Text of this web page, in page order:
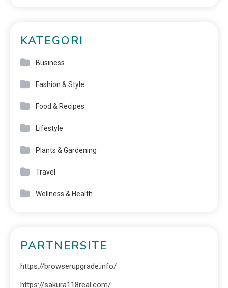
KATEGORI
Business
Fashion & Style
Food & Recipes
Lifestyle
Plants & Gardening
Travel
Wellness & Health
PARTNERSITE
https://browserupgrade.info/
https://sakura118real.com/